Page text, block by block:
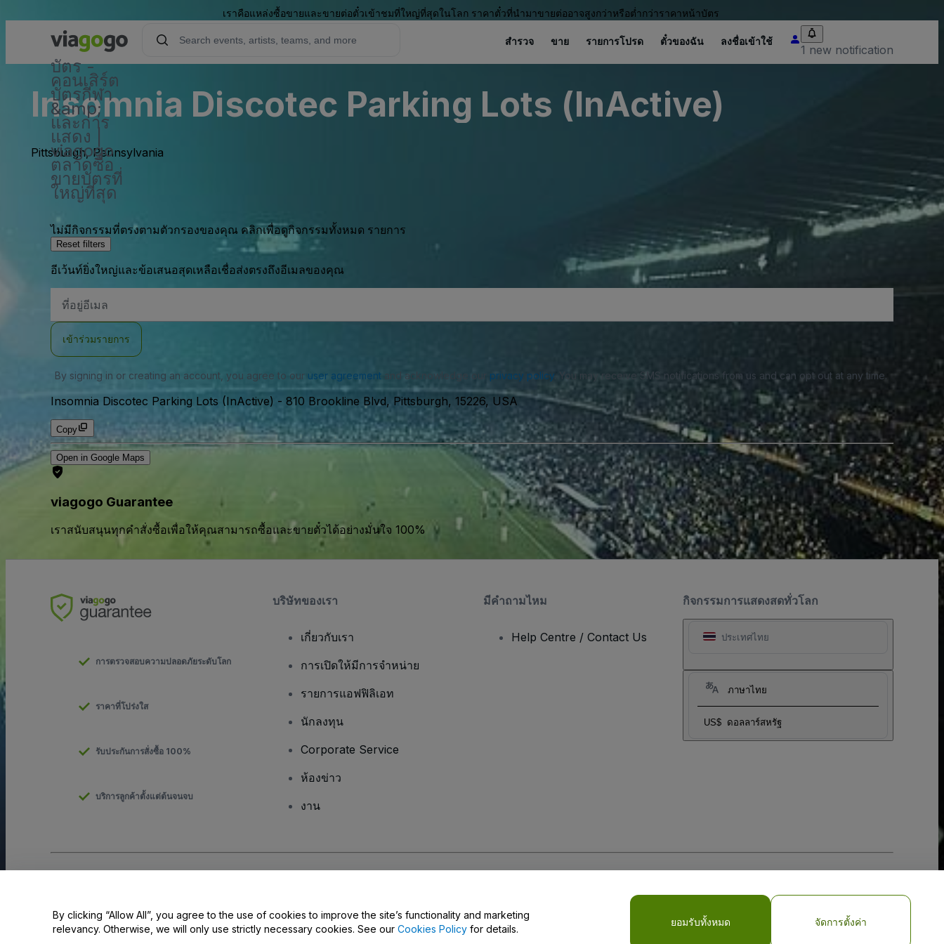
เราคือแหล่งซื้อขายและขายต่อตั๋วเข้าชมที่ใหญ่ที่สุดในโลก ราคาตั๋วที่นำมาขายต่ออาจสูงกว่าหรือต่ำกว่าราคาหน้าบัตร
บัตร -
คอนเสิร์ต
บัตรกีฬา
&amp;
และการ
แสดง |
viagogo
ตลาดซื้อ
ขายบัตรที่
ใหญ่ที่สุด
สำรวจ ขาย รายการโปรด ตั๋วของฉัน ลงชื่อเข้าใช้
1 new notification
Insomnia Discotec Parking Lots (InActive)
Pittsburgh, Pennsylvania
ไม่มีกิจกรรมที่ตรงตามตัวกรองของคุณ คลิกเพื่อดูกิจกรรมทั้งหมด รายการ
Reset filters
อีเว้นท์ยิ่งใหญ่และข้อเสนอสุดเหลือเชื่อส่งตรงถึงอีเมลของคุณ
อยู่
เข้าร่วมรายการ
By signing in or creating an account, you agree to our user agreementand acknowledge our privacy policy. You may receive SMS notifications from us and can opt out at any time.
Insomnia Discotec Parking Lots (InActive) - 810 Brookline Blvd, Pittsburgh, 15226, USA
Copy
Open in Google Maps
viagogo Guarantee
เราสนับสนุนทุกคําสั่งซื้อเพื่อให้คุณสามารถซื้อและขายตั๋วได้อย่างมั่นใจ 100%
กิจกรรมการแสดงสดทั่วโลก
ประเทศไทย
ภาษาไทย
US$ ดอลลาร์สหรัฐ
การตรวจสอบความปลอดภัยระดับโลก
ราคาที่โปร่งใส
รับประกันการสั่งซื้อ 100%
บริการลูกค้าตั้งแต่ต้นจนจบ
บริษัทของเรา
เกี่ยวกับเรา
การเปิดให้มีการจำหน่าย
รายการแอฟฟิลิเอท
นักลงทุน
Corporate Service
ห้องข่าว
งาน
มีคําถามไหม
Help Centre / Contact Us
ห้ามแชร์ข้อมูลส่วนบุคคลของฉัน/ทางเลือกเกี่ยวกับความเป็นส่วนตัวของคุณ
By clicking “Allow All”, you agree to the use of cookies to improve the site’s functionality and marketing
relevancy. Otherwise, we will only use strictly necessary cookies. See our Cookies Policy for details.
ยอมรับทั้งหมด จัดการตั้งค่า